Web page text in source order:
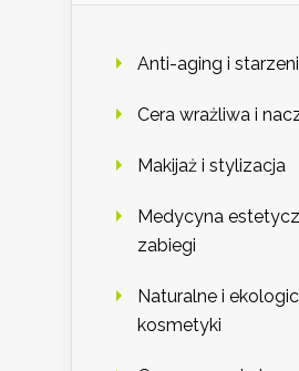
Anti-aging i
Cera wrażliwa i
Makijaż i stylizacja
Medycyna
zabiegi
Naturalne i
kosmetyki